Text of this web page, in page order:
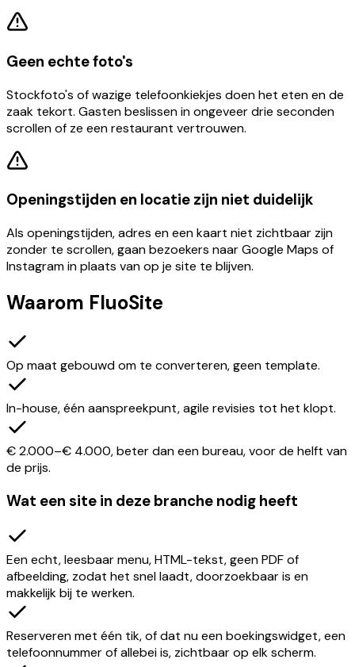
Geen echte foto's
Stockfoto's of wazige telefoonkiekjes doen het eten en de
zaak tekort. Gasten beslissen in ongeveer drie seconden
scrollen of ze een restaurant vertrouwen.
Openingstijden en locatie zijn niet duidelijk
Als openingstijden, adres en een kaart niet zichtbaar zijn
zonder te scrollen, gaan bezoekers naar Google Maps of
Instagram in plaats van op je site te blijven.
Waarom FluoSite
Op maat gebouwd om te converteren, geen template.
In-house, één aanspreekpunt, agile revisies tot het klopt.
€ 2.000–€ 4.000, beter dan een bureau, voor de helft van
de prijs.
Wat een site in deze branche nodig heeft
Een echt, leesbaar menu, HTML-tekst, geen PDF of
afbeelding, zodat het snel laadt, doorzoekbaar is en
makkelijk bij te werken.
Reserveren met één tik, of dat nu een boekingswidget, een
telefoonnummer of allebei is, zichtbaar op elk scherm.